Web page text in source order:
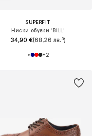
SUPERFIT
Ниски обувки 'BILL'
34,90 €(68,26 лв.³)
+2